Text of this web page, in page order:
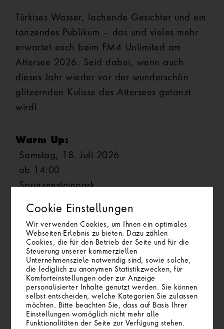
Türkises Wasser, lachende Gesichter und ein
tanzendes Publikum – das und vieles mehr
erwartet euch beim FM4 Unlimited am
Attersee 2026. Seid dabei, wenn auch
dieses Jahr wieder vor der wunderschön
glitzernden Kulisse des Attersees getanzt
wird!
Warm Up:
Samstag, 18. Juli 2026
ab 14:00
Sprinzensteinpark
Samstag, 18. Juli 2026
ab 18:00
Strandbadparkplatz Attersee
Am Samstagnachmittag sorgt dieFM4
Boombox– wie gewohnt – für den
perfekten Soundtrack zum Entspannen und
Cookie Einstellungen
Wir verwenden Cookies, um Ihnen ein optimales
Webseiten-Erlebnis zu bieten. Dazu zählen
Cookies, die für den Betrieb der Seite und für die
Steuerung unserer kommerziellen
Unternehmensziele notwendig sind, sowie solche,
die lediglich zu anonymen Statistikzwecken, für
Komforteinstellungen oder zur Anzeige
personalisierter Inhalte genutzt werden. Sie können
selbst entscheiden, welche Kategorien Sie zulassen
möchten. Bitte beachten Sie, dass auf Basis Ihrer
Einstellungen womöglich nicht mehr alle
Funktionalitäten der Seite zur Verfügung stehen.